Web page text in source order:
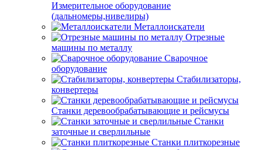
Измерительное оборудование
(дальномеры,нивелиры)
Металлоискатели
Отрезные
машины по металлу
Сварочное
оборудование
Стабилизаторы,
конвертеры
Станки деревообрабатывающие и рейсмусы
Станки
заточные и сверлильные
Станки плиткорезные